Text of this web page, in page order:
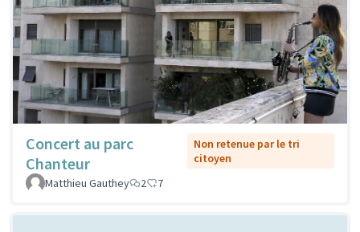
Concert au parc
Chanteur
Non retenue par le tri
citoyen
Matthieu Gauthey
2 7